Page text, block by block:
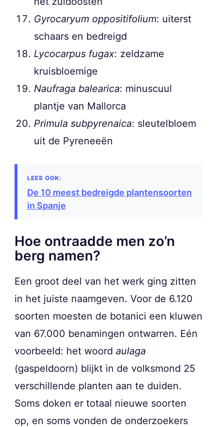
Gyrocaryum oppositifolium: uiterst
schaars en bedreigd
Lycocarpus fugax: zeldzame
kruisbloemige
Naufraga balearica: minuscuul
plantje van Mallorca
Primula subpyrenaica: sleutelbloem
uit de Pyreneeën
De 10 meest bedreigde plantensoorten
in Spanje
Hoe ontraadde men zo’n
berg namen?
Een groot deel van het werk ging zitten
in het juiste naamgeven. Voor de 6.120
soorten moesten de botanici een kluwen
van 67.000 benamingen ontwarren. Eén
voorbeeld: het woord aulaga
(gaspeldoorn) blijkt in de volksmond 25
verschillende planten aan te duiden.
Soms doken er totaal nieuwe soorten
op, en soms vonden de onderzoekers